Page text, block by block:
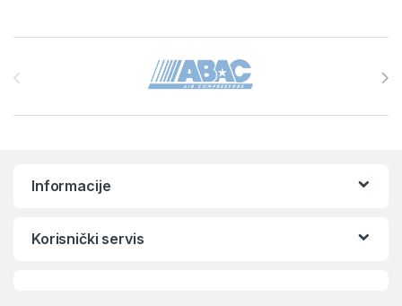
Brands Carousel
Informacije
Korisnički servis